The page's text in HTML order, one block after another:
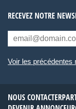
RECEVEZ NOTRE
Voir les précédentes
NOUS CONTACTER